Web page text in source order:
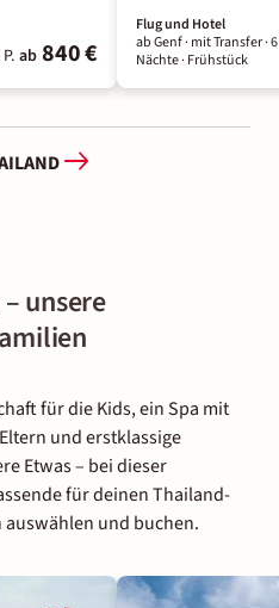
ab 840 €
Flug und Hotel
ab Genf ·mit Transfer ·6
Nächte· Frühstück
unsere
für die Kids, ein Spa mit
und erstklassige
Etwas – bei dieser
für deinen Thailand-
und buchen.